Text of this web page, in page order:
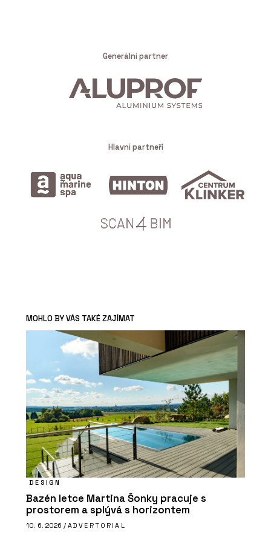
Generální partner
Hlavní partneři
MOHLO BY VÁS TAKÉ ZAJÍMAT
DESIGN
Bazén letce Martina Šonky pracuje s
prostorem a splývá s horizontem
10. 6. 2026 / ADVERTORIAL